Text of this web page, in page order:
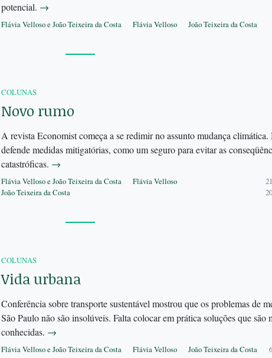
potencial. →
Flávia Velloso e João Teixeira da Costa Flávia Velloso João Teixeira da Costa
COLUNAS
Novo rumo
A revista Economist começa a se redimir no assunto mudança
defende medidas mitigatórias, como um seguro para evitar as
catastróficas. →
Flávia Velloso e João Teixeira da Costa
Flávia Velloso
João Teixeira da Costa
COLUNAS
Vida urbana
Conferência sobre transporte sustentável mostrou que os problemas de
São Paulo não são insolúveis. Falta colocar em prática soluções que são
conhecidas. →
Flávia Velloso e João Teixeira da Costa Flávia Velloso João Teixeira da Costa